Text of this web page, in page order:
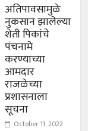
अतिपावसामुळे
नुकसान झालेल्या
शेती पिकांचे
पंचनामे
करण्याच्या
आमदार
राजळेच्या
प्रशासनाला
सूचना
October 11, 2022